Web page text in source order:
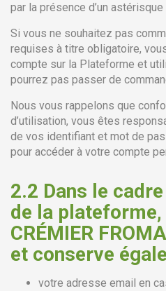
par la présence d’un astérisque
Si vous ne souhaitez pas
requises à titre obligatoire,
compte sur la Plateforme et
pourrez pas passer de
Nous vous rappelons que
d’utilisation, vous êtes
de vos identifiant et mot de
pour accéder à votre compte
2.2 Dans le
de la plateforme
CRÉMIER
et conserve
votre adresse email en